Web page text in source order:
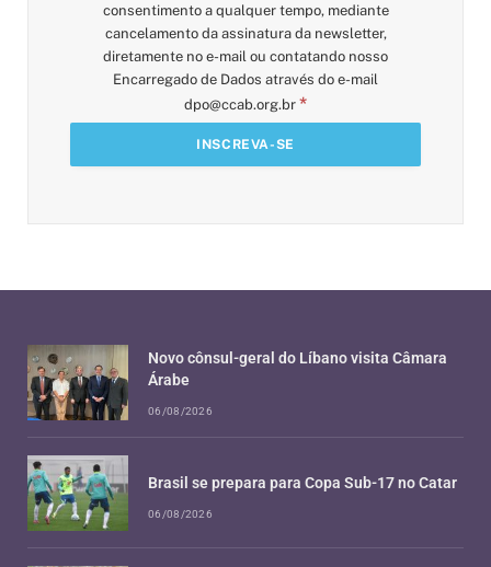
consentimento a qualquer tempo, mediante
cancelamento da assinatura da newsletter,
diretamente no e-mail ou contatando nosso
Encarregado de Dados através do e-mail
dpo@ccab.org.br *
Novo cônsul-geral do Líbano visita Câmara
Árabe
06/08/2026
Brasil se prepara para Copa Sub-17 no Catar
06/08/2026